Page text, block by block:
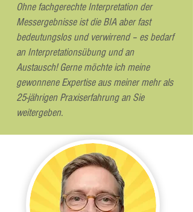
Ohne fachgerechte Interpretation der
Messergebnisse ist die BIA aber fast
bedeutungslos und verwirrend – es bedarf
an Interpretationsübung und an
Austausch! Gerne möchte ich meine
gewonnene Expertise aus meiner mehr als
25-jährigen Praxiserfahrung an Sie
weitergeben.